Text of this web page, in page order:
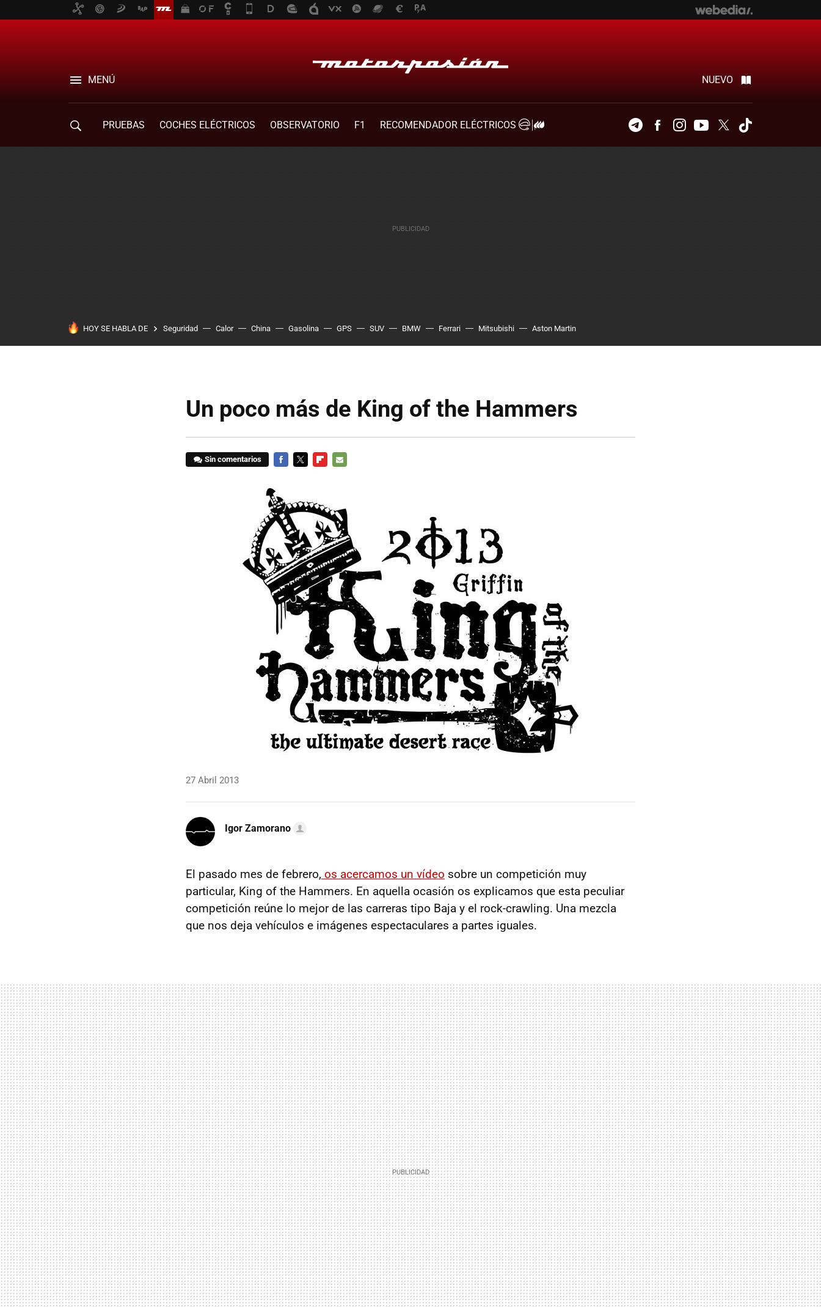
MENÚ NUEVO
PRUEBAS COCHES ELÉCTRICOS OBSERVATORIO F1
RECOMENDADOR ELÉCTRICOS
TelegramFacebookInstagramYoutubeTwitter
HOY SE HABLA DE Seguridad Calor China Gasolina GPS SUV BMW Ferrari Mitsubishi Aston Martin
Un poco más de King of the Hammers
Sin comentarios
27 Abril 2013
Igor Zamorano
El pasado mes de febrero, os acercamos un vídeo sobre un competición muy
particular, King of the Hammers. En aquella ocasión os explicamos que esta peculiar
competición reúne lo mejor de las carreras tipo Baja y el rock-crawling. Una mezcla
que nos deja vehículos e imágenes espectaculares a partes iguales.